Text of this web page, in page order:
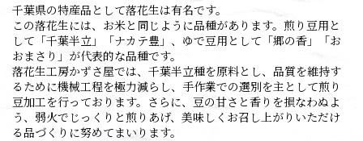
千葉県の特産品として落花生は有名です。
この落花生には、お米と同じように品種があります。煎り豆用と
して「千葉半立」「ナカテ豊」、ゆで豆用として「郷の香」「お
おまさり」が代表的な品種です。
落花生工房かずさ屋では、千葉半立種を原料とし、品質を維持す
るために機械工程を極力減らし、手作業での選別を主として煎り
豆加工を行っております。さらに、豆の甘さと香りを損なわぬよ
う、弱火でじっくりと煎りあげ、美味しくお召し上がりいただけ
る品づくりに努めてまいります。